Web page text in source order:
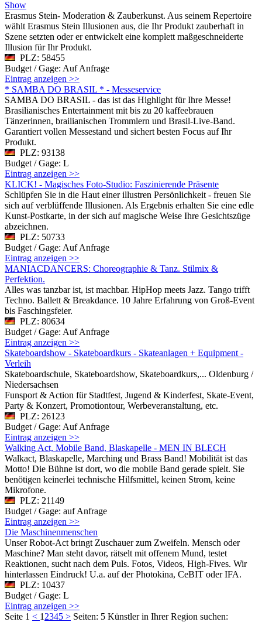
Show
Erasmus Stein- Moderation & Zauberkunst. Aus seinem Repertoire
wählt Erasmus Stein Illusionen aus, die Ihr Produkt zauberhaft in
Szene setzten oder er entwickelt eine komplett maßgeschneiderte
Illusion für Ihr Produkt.
PLZ: 58455
Budget / Gage: Auf Anfrage
Eintrag anzeigen >>
* SAMBA DO BRASIL * - Messeservice
SAMBA DO BRASIL - das ist das Highlight für Ihre Messe!
Brasilianisches Entertainment mit bis zu 20 kaffeebrauen
Tänzerinnen, brailianischen Trommlern und Brasil-Live-Band.
Garantiert vollen Messestand und sichert besten Focus auf Ihr
Produkt.
PLZ: 93138
Budget / Gage: L
Eintrag anzeigen >>
KLICK! - Magisches Foto-Studio: Faszinierende Präsente
Schlüpfen Sie in die Haut einer illustren Persönlichkeit - freuen Sie
sich auf verblüffende Illusionen. Als Ergebnis erhalten Sie eine edle
Kunst-Postkarte, in der sich auf magische Weise Ihre Gesichtszüge
abzeichnen.
PLZ: 50733
Budget / Gage: Auf Anfrage
Eintrag anzeigen >>
MANIACDANCERS: Choreographie & Tanz. Stilmix &
Perfektion.
Alles was tanzbar ist, ist machbar. HipHop meets Jazz. Tango trifft
Techno. Ballett & Breakdance. 10 Jahre Erfahrung von Groß-Event
bis Faschingsfeier.
PLZ: 80634
Budget / Gage: Auf Anfrage
Eintrag anzeigen >>
Skateboardshow - Skateboardkurs - Skateanlagen + Equipment -
Verleih
Skateboardschule, Skateboardshow, Skateboardkurs,... Oldenburg /
Niedersachsen
Funsport & Action für Stadtfest, Jugend & Kinderfest, Skate-Event,
Party & Konzert, Promotiontour, Werbeveranstaltung, etc.
PLZ: 26123
Budget / Gage: Auf Anfrage
Eintrag anzeigen >>
Walking Act, Mobile Band, Blaskapelle - MEN IN BLECH
Walkact, Blaskapelle, Marching und Brass Band! Mobilität ist das
Motto! Die Bühne ist dort, wo die mobile Band gerade spielt. Sie
benötigen keinerlei technische Hilfsmittel, keinen Strom, keine
Mikrofone.
PLZ: 21149
Budget / Gage: auf Anfrage
Eintrag anzeigen >>
Die Maschinenmenschen
Unser Robot-Act bringt Zuschauer zum Zweifeln. Mensch oder
Maschine? Man steht davor, rätselt mit offenem Mund, testet
Reaktionen, sucht nach dem Puls. Fotos, Videos, High-Fives. Wir
hinterlassen Eindruck! U.a. auf der Photokina, CeBIT oder IFA.
PLZ: 10437
Budget / Gage: L
Eintrag anzeigen >>
Seite 1 < 1 2345 > Seiten: 5 Künstler in Ihrer Region suchen: